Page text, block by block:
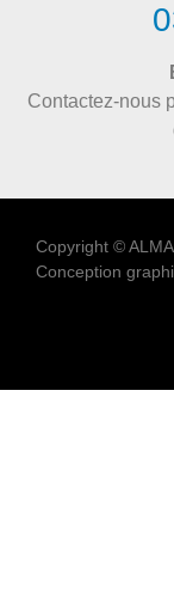
Contactez-nous
Copyright ©
Conception